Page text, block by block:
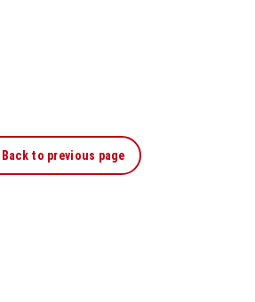
Back to previous page